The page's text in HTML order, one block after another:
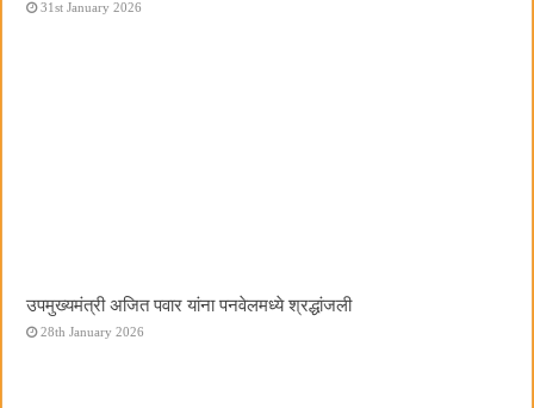
31st January 2026
उपमुख्यमंत्री अजित पवार यांना पनवेलमध्ये श्रद्धांजली
28th January 2026